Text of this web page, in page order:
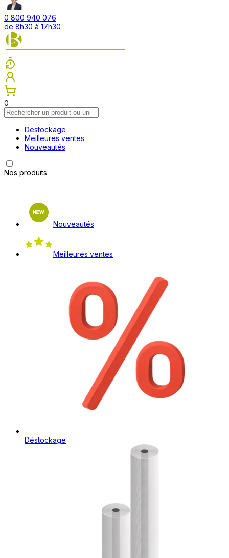
0 800 940 076
de 8h30 à 17h30
0
Destockage
Meilleures ventes
Nouveautés
Nos produits
Nouveautés
Meilleures ventes
Déstockage